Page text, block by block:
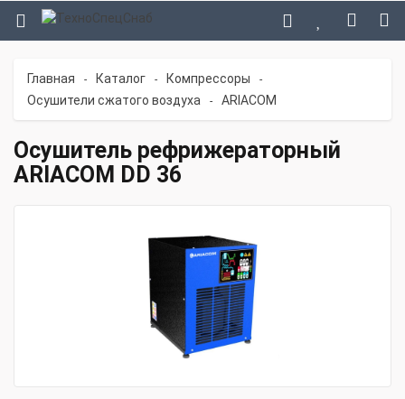
Главная - Каталог - Компрессоры -
Осушители сжатого воздуха - ARIACOM
Осушитель рефрижераторный
ARIACOM DD 36